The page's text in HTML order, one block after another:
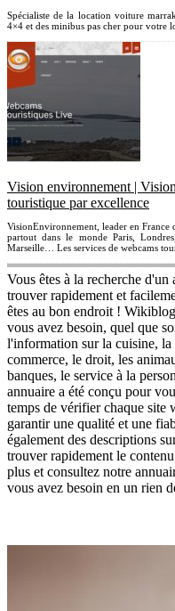
Spécialiste de la location voiture
4×4 et des minibus pas cher pour votre
Vision en­viron­ne­ment |
touristique par excellence
VisionEnvironnement, leader en France
partout dans le monde Paris,
Marseille… Les services de webcams
Vous êtes à la recherche
trouver rapidement et
êtes au bon endroit !
vous avez besoin, quel que
l'information sur la cuisine, la
commerce, le droit, les
banques, le service à la
annuaire a été conçu pour
temps de vérifier chaque site
garantir une qualité et une
également des descriptions
trouver rapidement le
plus et consultez notre
vous avez besoin en un rien